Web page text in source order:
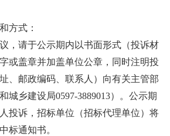
方式：
，请于公示期内以书面形式（投诉材
或盖章并加盖单位公章，同时注明投
、邮政编码、联系人）向有关主管部
城乡建设局0597-3889013）。公示期
投诉，招标单位（招标代理单位）将
标通知书。